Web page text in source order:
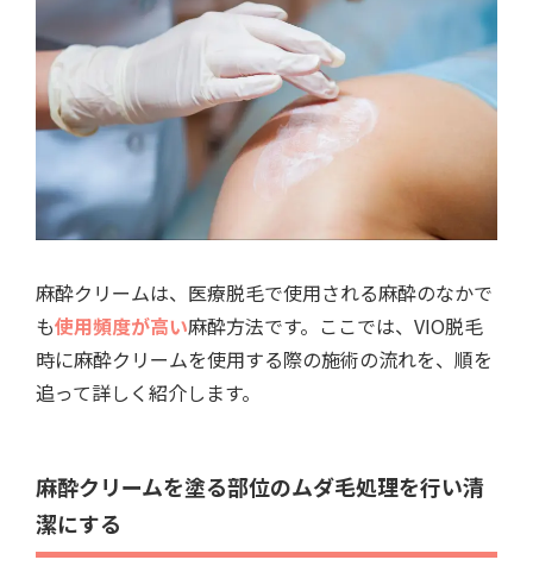
麻酔クリームは、医療脱毛で使用される麻酔のなかで
も使用頻度が高い麻酔方法です。ここでは、VIO脱毛
時に麻酔クリームを使用する際の施術の流れを、順を
追って詳しく紹介します。
麻酔クリームを塗る部位のムダ毛処理を行い清
潔にする